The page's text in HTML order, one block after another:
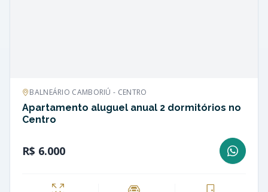
BALNEÁRIO CAMBORIÚ - CENTRO
Apartamento aluguel anual 2 dormitórios no
Centro
R$ 6.000